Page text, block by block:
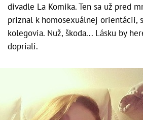
divadle La Komika. Ten sa už pred
priznal k homosexuálnej orientácii,
kolegovia. Nuž, škoda... Lásku by
dopriali.